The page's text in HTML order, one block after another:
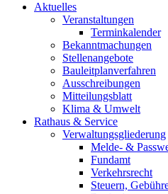
Aktuelles
Veranstaltungen
Terminkalender
Bekanntmachungen
Stellenangebote
Bauleitplanverfahren
Ausschreibungen
Mitteilungsblatt
Klima & Umwelt
Rathaus & Service
Verwaltungsgliederung
Melde- &
Fundamt
Verkehrsrecht
Steuern,